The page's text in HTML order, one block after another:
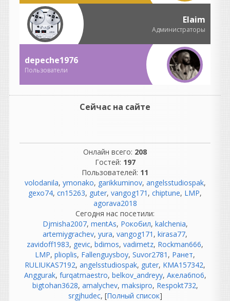
GALAN
написал 06.08.2026 в
Возьми старую запись, где
под джазовый оркестр поёт
призма вместе с вокалом
нахватает кучу артефактов.
NOSTALGIA REBORN20TH
POPULAR AND ENDURING
SAMPLE LIBRARIES EVER
Возрождение Ностальгии |
Скоро...
Отмечая двадцатилетие
существования в качестве
одной из самых популярных
и долговечных библиотек
сэмплов,
Nostalgia возвращается в
специальном юбилейном
издании, посвященном 20-
летию.
Elaim
Администраторы
depeche1976
Пользователи
Сейчас на сайте
Онлайн всего: 208
Гостей: 197
Пользователей: 11
volodanila, ymonako, garikkuminov, angelsstudiospak,
gexo74, cn15263, guter, vangog171 , chiptune, LMP,
agorava2018
Сегодня нас посетили:
Djmisha2007, mentAs, Рокобил, kalchenia,
artemiygrachev, yura, vangog171 , kirasa77,
zavidoff1983, gevic, bdimos, vadimetz, Rockman666,
LMP, plioplis, Fallenguysboy, Suvor2781 , Ранет,
RULIUKAS7192, angelsstudiospak, guter, KMA157342,
Anggurak, furqatmaestro, belkov_andreyy, Акела6по6,
bigtohan3628, amalychev, maksipro, Respokt732,
srgjhudec, [Полный список]